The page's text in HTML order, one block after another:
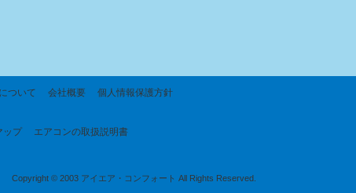
ついて 会社概要 個人情報保護方針
ップ エアコンの取扱説明書
Copyright © 2003 アイエア・コンフォート All Rights Reserved.